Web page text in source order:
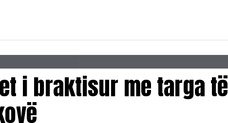
i braktisur me targa të